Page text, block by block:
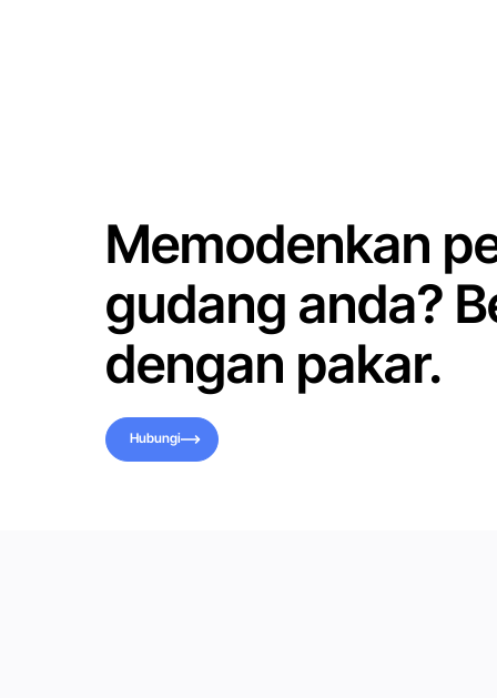
Memodenkan
gudang anda?
dengan pakar.
Hubungi